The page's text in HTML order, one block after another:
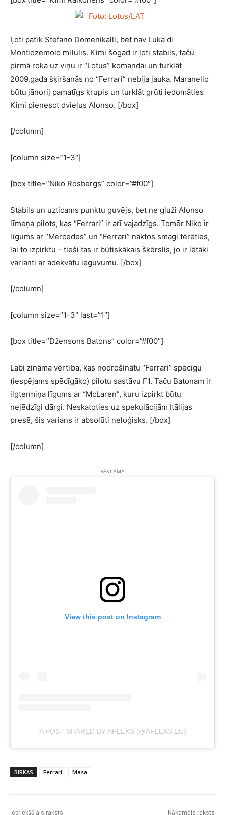
Ļoti patīk Stefano Domenikalli, bet nav Luka di
Montidzemolo mīlulis. Kimi šogad ir ļoti stabils, taču
pirmā roka uz viņu ir “Lotus” komandai un turklāt
2009.gada šķiršanās no “Ferrari” nebija jauka. Maranello
būtu jānorij pamatīgs krupis un turklāt grūti iedomāties
Kimi pienesot dvieļus Alonso. [/box]
[/column]
[column size=”1-3″]
[box title=”Niko Rosbergs” color=”#f00″]
Stabils un uzticams punktu guvējs, bet ne gluži Alonso
līmeņa pilots, kas “Ferrari” ir arī vajadzīgs. Tomēr Niko ir
līgums ar “Mercedes” un “Ferrari” nāktos smagi tērēties,
lai to izpirktu – tieši tas ir būtiskākais šķērslis, jo ir lētāki
varianti ar adekvātu ieguvumu. [/box]
[/column]
[column size=”1-3″ last=”1″]
[box title=”Džensons Batons” color=”#f00″]
Labi zināma vērtība, kas nodrošinātu “Ferrari” spēcīgu
(iespējams spēcīgāko) pilotu sastāvu F1. Taču Batonam ir
ilgtermiņa līgums ar “McLaren”, kuru izpirkt būtu
nejēdzīgi dārgi. Neskatoties uz spekulācijām Itālijas
presē, šis varians ir absolūti neloģisks. [/box]
[/column]
REKLĀMA
View this post on Instagram
A POST SHARED BY AFLEKS (@AFLEKS.EU)
BIRKAS Ferrari Masa
Iepriekšējais raksts Nākamais raksts